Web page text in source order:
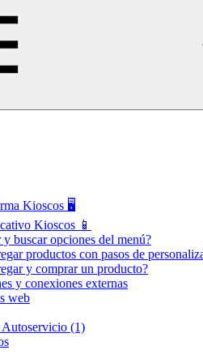
Kioscos 🖥️
Kioscos 📱
y buscar opciones del menú?
productos con pasos de
y comprar un producto?
y conexiones externas
web
(1)